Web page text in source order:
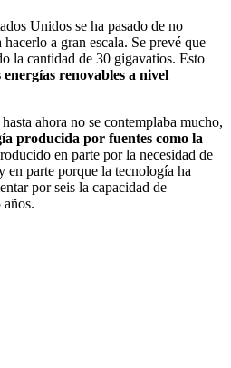
Unidos se ha pasado de no
a gran escala. Se prevé que
la cantidad de 30 gigavatios. Esto
renovables a nivel
ahora no se contemplaba mucho,
producida por fuentes como la
en parte por la necesidad de
en parte porque la tecnología ha
por seis la capacidad de